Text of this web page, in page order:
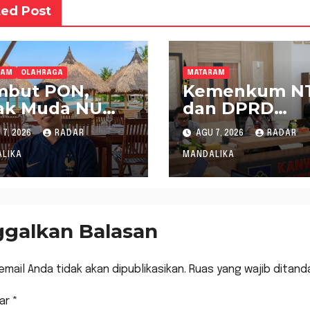
Post
OLAHRAGA
PON,
Muda NU
Dukung
Pimpin
NTB
7, 2026 RADAR
MATARAM
Kemenkum
dan DPRD
Sumbawa
Mantapkan
Rencana
AGU 7, 2026 RADAR
MANDALIKA
Balasan
Anda tidak akan dipublikasikan. Ruas yang wajib
*